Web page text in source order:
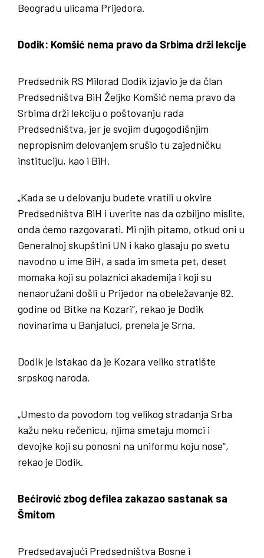
Beogradu ulicama Prijedora.
Dodik: Komšić nema pravo da Srbima drži lekcije
Predsednik RS Milorad Dodik izjavio je da član
Predsedništva BiH Željko Komšić nema pravo da
Srbima drži lekciju o poštovanju rada
Predsedništva, jer je svojim dugogodišnjim
nepropisnim delovanjem srušio tu zajedničku
instituciju, kao i BiH.
„Kada se u delovanju budete vratili u okvire
Predsedništva BiH i uverite nas da ozbiljno mislite,
onda ćemo razgovarati. Mi njih pitamo, otkud oni u
Generalnoj skupštini UN i kako glasaju po svetu
navodno u ime BiH, a sada im smeta pet, deset
momaka koji su polaznici akademija i koji su
nenaoružani došli u Prijedor na obeležavanje 82.
godine od Bitke na Kozari“, rekao je Dodik
novinarima u Banjaluci, prenela je Srna.
Dodik je istakao da je Kozara veliko stratište
srpskog naroda.
„Umesto da povodom tog velikog stradanja Srba
kažu neku rečenicu, njima smetaju momci i
devojke koji su ponosni na uniformu koju nose“,
rekao je Dodik.
Bećirović zbog defilea zakazao sastanak sa
Šmitom
Predsedavajući Predsedništva Bosne i